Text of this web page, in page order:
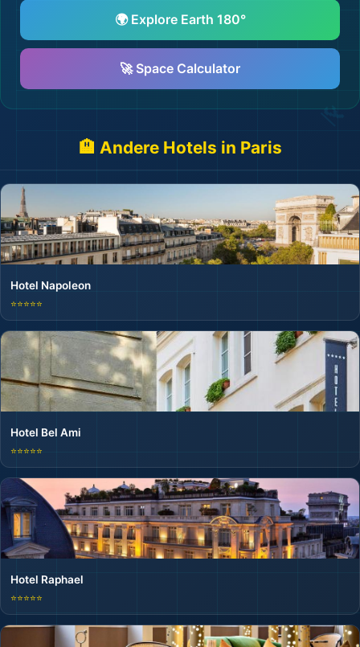
🌍 Explore Earth 180°
🚀 Space Calculator
🏨 Andere Hotels in Paris
Hotel Napoleon
⭐⭐⭐⭐⭐
Hotel Bel Ami
⭐⭐⭐⭐⭐
Hotel Raphael
⭐⭐⭐⭐⭐